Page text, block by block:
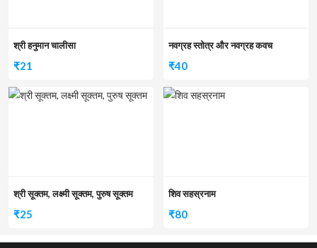
श्री हनुमान चालीसा
₹21
नवग्रह स्तोत्र और नवग्रह कवच
₹40
श्री सूक्तम, लक्ष्मी सूक्तम, पुरुष सूक्तम
₹25
शिव सहस्रनाम
₹80